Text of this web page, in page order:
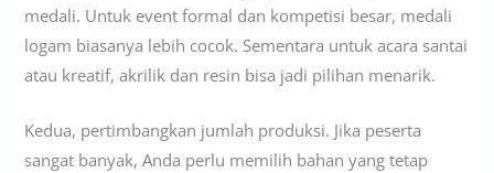
medali. Untuk event formal dan kompetisi besar, medali
logam biasanya lebih cocok. Sementara untuk acara santai
atau kreatif, akrilik dan resin bisa jadi pilihan menarik.
Kedua, pertimbangkan jumlah produksi. Jika peserta
sangat banyak, Anda perlu memilih bahan yang tetap